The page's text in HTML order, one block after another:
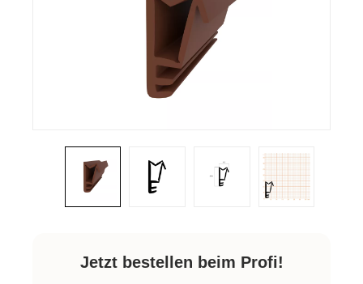
Jetzt bestellen beim Profi!